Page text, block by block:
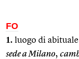
FO
1. luogo di
sede a Milano,